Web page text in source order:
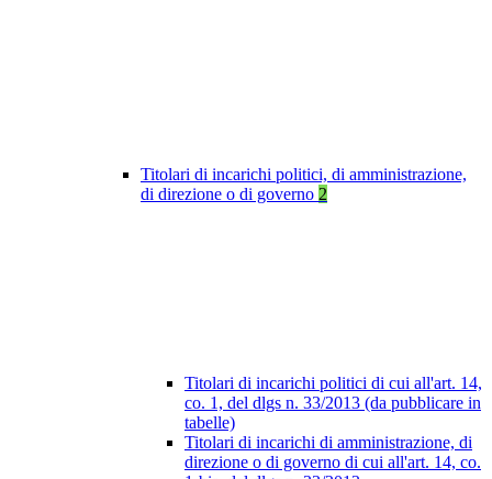
Titolari di incarichi politici, di amministrazione,
di direzione o di governo 2
Titolari di incarichi politici di cui all'art. 14,
co. 1, del dlgs n. 33/2013 (da pubblicare in
tabelle)
Titolari di incarichi di amministrazione, di
direzione o di governo di cui all'art. 14, co.